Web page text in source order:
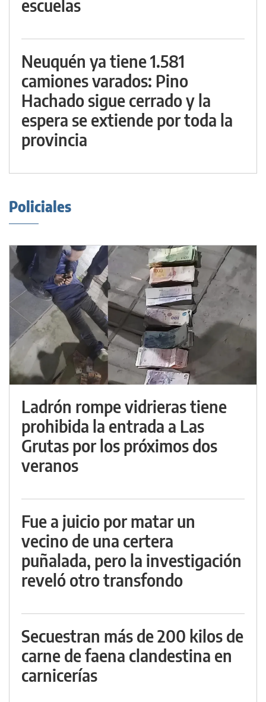
escuelas
Neuquén ya tiene 1.581
camiones varados: Pino
Hachado sigue cerrado y la
espera se extiende por toda la
provincia
Policiales
Ladrón rompe vidrieras tiene
prohibida la entrada a Las
Grutas por los próximos dos
veranos
Fue a juicio por matar un
vecino de una certera
puñalada, pero la investigación
reveló otro transfondo
Secuestran más de 200 kilos de
carne de faena clandestina en
carnicerías